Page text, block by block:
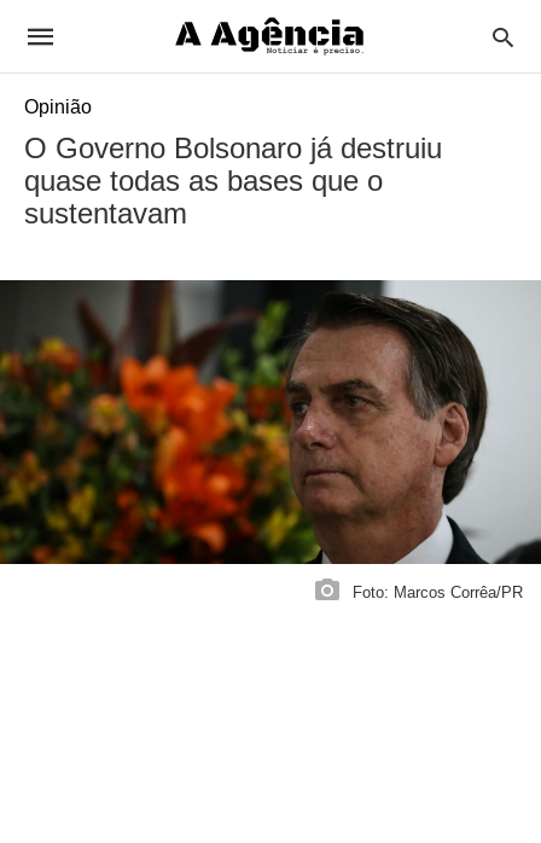
Opinião
O Governo Bolsonaro já destruiu
quase todas as bases que o
sustentavam
Foto: Marcos Corrêa/PR